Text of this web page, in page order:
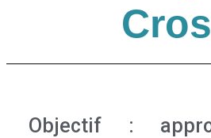
Objectif :